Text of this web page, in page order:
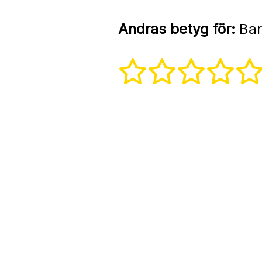
Andras betyg för: